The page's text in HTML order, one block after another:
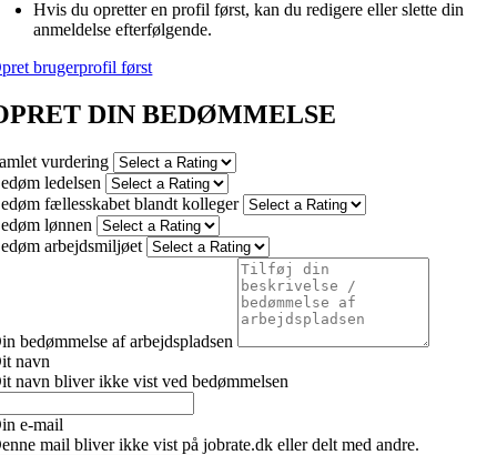
Hvis du opretter en profil først, kan du redigere eller slette din
anmeldelse efterfølgende.
brugerprofil først
DIN BEDØMMELSE
vurdering
ledelsen
fællesskabet blandt kolleger
lønnen
arbejdsmiljøet
bedømmelse af arbejdspladsen
navn
navn bliver ikke vist ved bedømmelsen
e-mail
mail bliver ikke vist på jobrate.dk eller delt med andre.